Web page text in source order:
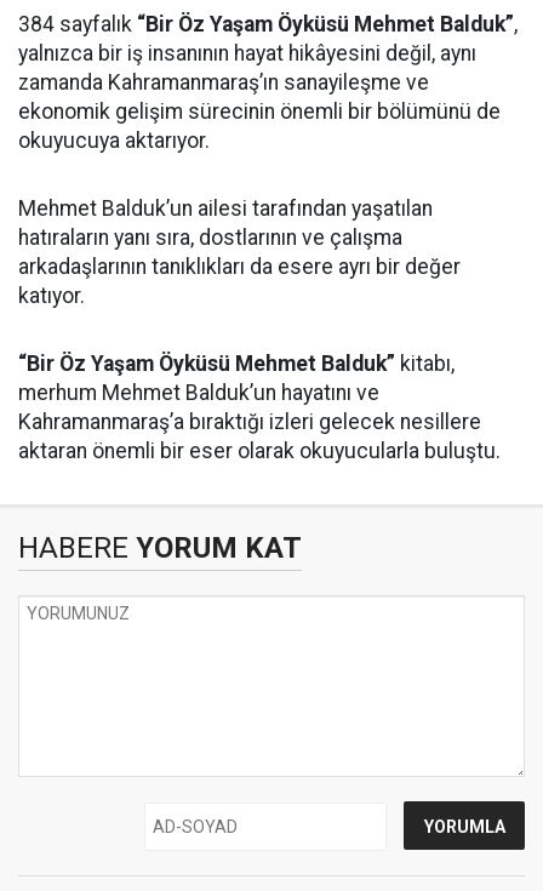
384 sayfalık “Bir Öz Yaşam Öyküsü Mehmet Balduk”,
yalnızca bir iş insanının hayat hikâyesini değil, aynı
zamanda Kahramanmaraş’ın sanayileşme ve
ekonomik gelişim sürecinin önemli bir bölümünü de
okuyucuya aktarıyor.
Mehmet Balduk’un ailesi tarafından yaşatılan
hatıraların yanı sıra, dostlarının ve çalışma
arkadaşlarının tanıklıkları da esere ayrı bir değer
katıyor.
“Bir Öz Yaşam Öyküsü Mehmet Balduk” kitabı,
merhum Mehmet Balduk’un hayatını ve
Kahramanmaraş’a bıraktığı izleri gelecek nesillere
aktaran önemli bir eser olarak okuyucularla buluştu.
HABERE YORUM KAT